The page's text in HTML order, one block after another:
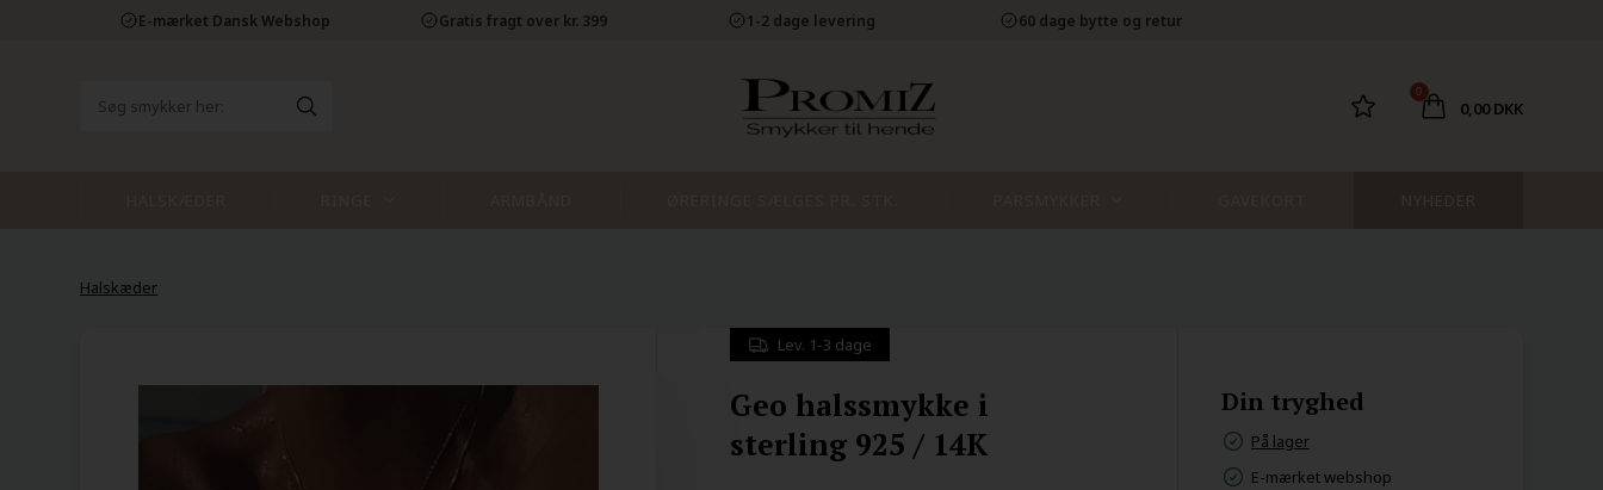
E-mærket Dansk Webshop Gratis fragt over kr. 399 1-2 dage levering 60 dage bytte og retur
0
0,00 DKK
NYHEDER
Halskæder
Lev. 1-3 dage
Geo halssmykke i
sterling 925 / 14K
Din tryghed
På lager
E-mærket webshop